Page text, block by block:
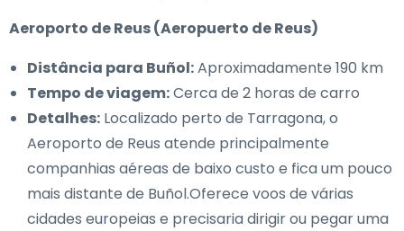
Aeroporto de Reus (Aeropuerto de Reus)
Distância para Buñol:Aproximadamente 190 km
Tempo de viagem:Cerca de 2 horas de carro
Detalhes: Localizado perto de Tarragona, o
Aeroporto de Reus atende principalmente
companhias aéreas de baixo custo e fica um pouco
mais distante de Buñol.Oferece voos de várias
cidades europeias e precisaria dirigir ou pegar uma